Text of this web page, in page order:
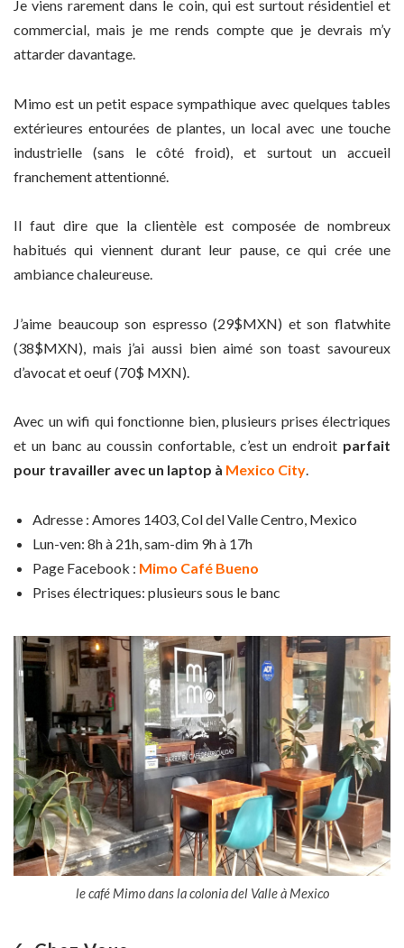
Je viens rarement dans le coin, qui est surtout résidentiel et
commercial, mais je me rends compte que je devrais m’y
attarder davantage.
Mimo est un petit espace sympathique avec quelques tables
extérieures entourées de plantes, un local avec une touche
industrielle (sans le côté froid), et surtout un accueil
franchement attentionné.
Il faut dire que la clientèle est composée de nombreux
habitués qui viennent durant leur pause, ce qui crée une
ambiance chaleureuse.
J’aime beaucoup son espresso (29$MXN) et son flatwhite
(38$MXN), mais j’ai aussi bien aimé son toast savoureux
d’avocat et oeuf (70$ MXN).
Avec un wifi qui fonctionne bien, plusieurs prises électriques
et un banc au coussin confortable, c’est un endroit parfait
pour travailler avec un laptop à Mexico City.
Adresse : Amores 1403, Col del Valle Centro, Mexico
Lun-ven: 8h à 21h, sam-dim 9h à 17h
Page Facebook : Mimo Café Bueno
Prises électriques: plusieurs sous le banc
le café Mimo dans la colonia del Valle à Mexico